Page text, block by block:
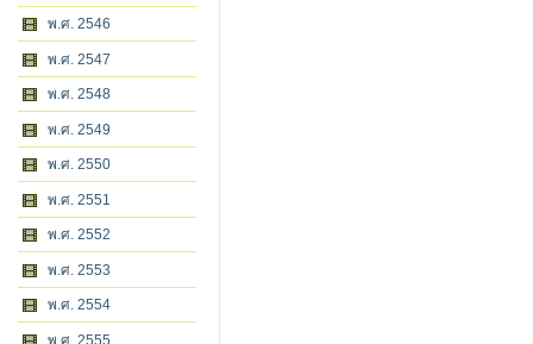
พ.ศ. 2546
พ.ศ. 2547
พ.ศ. 2548
พ.ศ. 2549
พ.ศ. 2550
พ.ศ. 2551
พ.ศ. 2552
พ.ศ. 2553
พ.ศ. 2554
พ.ศ. 2555